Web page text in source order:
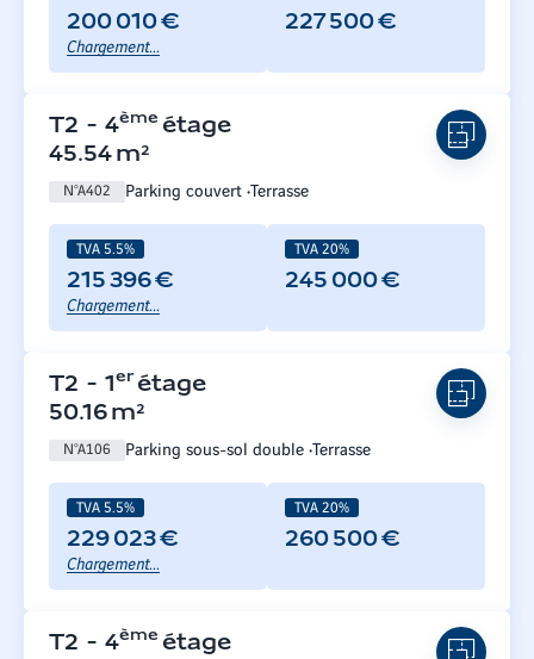
200 010 €
Chargement...
227 500 €
T2 - 4ème étage
45.54 m²
N°A402 Parking couvert Terrasse
TVA 5.5%
215 396 €
Chargement...
TVA 20%
245 000 €
T2 - 1 er étage
50.16 m²
N°A106 Parking sous-sol double Terrasse
TVA 5.5%
229 023 €
Chargement...
TVA 20%
260 500 €
T2 - 4ème étage